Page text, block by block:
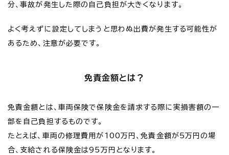
分、事故が発生した際の自己負担が大きくなります。
よく考えずに設定してしまうと思わぬ出費が発生する可能性が
あるため、注意が必要です。
免責金額とは？
免責金額とは、車両保険で保険金を請求する際に実損害額の一
部を自己負担するものです。
たとえば、車両の修理費用が100万円、免責金額が5万円の場
合、支給される保険金は95万円となります。